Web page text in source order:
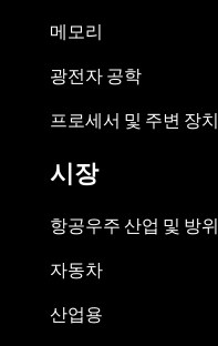
메모리
광전자 공학
프로세서 및 주변 장치
시장
항공우주 산업 및 방위
자동차
산업용